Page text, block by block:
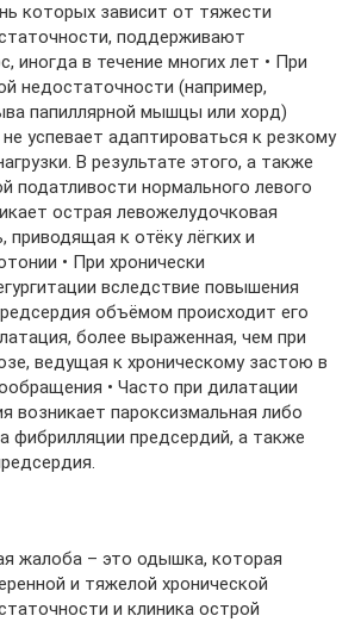
которых зависит от тяжести
поддерживают
иногда в течение многих лет • При
недостаточности (например,
папиллярной мышцы или хорд)
успевает адаптироваться к резкому
В результате этого, а также
податливости нормального левого
острая левожелудочковая
приводящая к отёку лёгких и
• При хронически
вследствие повышения
объёмом происходит его
более выраженная, чем при
ведущая к хроническому застою в
• Часто при дилатации
возникает пароксизмальная либо
фибрилляции предсердий, а также
жалоба – это одышка, которая
и тяжелой хронической
и клиника острой